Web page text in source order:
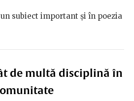
subiect important și în poezia
de multă disciplină în